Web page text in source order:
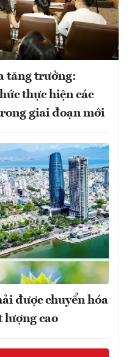
tăng trưởng:
thực hiện các
giai đoạn mới
được chuyển hóa
lượng cao